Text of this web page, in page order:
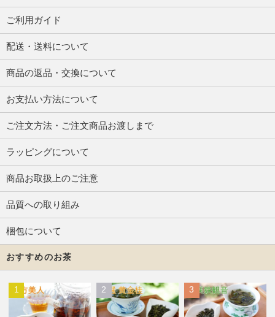
ご利用ガイド
配送・送料について
商品の返品・交換について
お支払い方法について
ご注文方法・ご注文商品お渡しまで
ラッピングについて
商品お取扱上のご注意
品質への取り組み
梱包について
おすすめのお茶
1 2 3